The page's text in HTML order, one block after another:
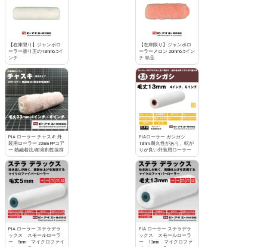
【在庫限り】ジャンボロ
ーラー塗り王の13mm6.5イ
ンチ
【在庫限り】ジャンボロ
ーラーメロン 20mm6.5イン
チ 単品
PIA ローラー チャスキ 外
装用ローラー 23mm PPコア
ー 熱融着法/耐溶剤性抜群
PIAローラー ガシガシ
13mm 耐久性があり、転が
りが良い外装用ローラー
PIA ローラー ステラデラ
ックス スモールローラ
ー 5mm マイクロファイ
PIA ローラー ステラデラ
ックス スモールローラ
ー 13mm マイクロファ